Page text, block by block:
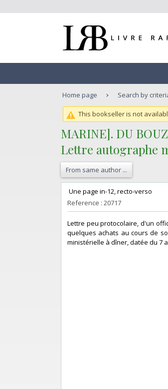
Home page Search by
This bookseller is not
‎MARINE]. DU
‎Lettre autographe
From same author ...
‎ Une page in-12, recto-verso ‎
Reference : 20717
‎Lettre peu protocolaire, d'un
quelques achats au cours de
ministérielle à dîner, datée du 7